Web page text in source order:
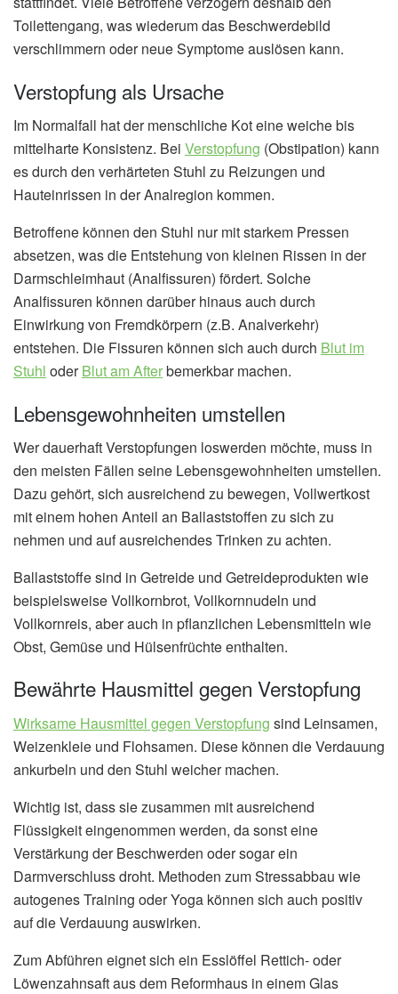
Toilettengang, was wiederum das Beschwerdebild
verschlimmern oder neue Symptome auslösen kann.
Verstopfung als Ursache
Im Normalfall hat der menschliche Kot eine weiche bis
mittelharte Konsistenz. Bei Verstopfung (Obstipation) kann
es durch den verhärteten Stuhl zu Reizungen und
Hauteinrissen in der Analregion kommen.
Betroffene können den Stuhl nur mit starkem Pressen
absetzen, was die Entstehung von kleinen Rissen in der
Darmschleimhaut (Analfissuren) fördert. Solche
Analfissuren können darüber hinaus auch durch
Einwirkung von Fremdkörpern (z.B. Analverkehr)
entstehen. Die Fissuren können sich auch durch Blut im
Stuhl oderBlut am Afterbemerkbar machen.
Lebensgewohnheiten umstellen
Wer dauerhaft Verstopfungen loswerden möchte, muss in
den meisten Fällen seine Lebensgewohnheiten umstellen.
Dazu gehört, sich ausreichend zu bewegen, Vollwertkost
mit einem hohen Anteil an Ballaststoffen zu sich zu
nehmen und auf ausreichendes Trinken zu achten.
Ballaststoffe sind in Getreide und Getreideprodukten wie
beispielsweise Vollkornbrot, Vollkornnudeln und
Vollkornreis, aber auch in pflanzlichen Lebensmitteln wie
Obst, Gemüse und Hülsenfrüchte enthalten.
Bewährte Hausmittel gegen Verstopfung
Wirksame Hausmittel gegen Verstopfung sind Leinsamen,
Weizenkleie und Flohsamen. Diese können die Verdauung
ankurbeln und den Stuhl weicher machen.
Wichtig ist, dass sie zusammen mit ausreichend
Flüssigkeit eingenommen werden, da sonst eine
Verstärkung der Beschwerden oder sogar ein
Darmverschluss droht. Methoden zum Stressabbau wie
autogenes Training oder Yoga können sich auch positiv
auf die Verdauung auswirken.
Zum Abführen eignet sich ein Esslöffel Rettich- oder
Löwenzahnsaft aus dem Reformhaus in einem Glas